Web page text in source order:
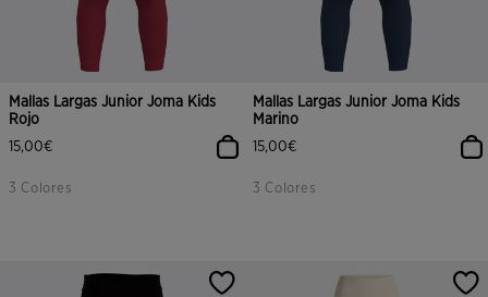
Mallas Largas Junior Joma Kids
Rojo
15,00€
3 Colores
Mallas Largas Junior Joma Kids
Marino
15,00€
3 Colores